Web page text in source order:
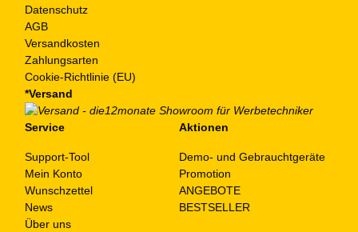
Datenschutz
AGB
Versandkosten
Zahlungsarten
Cookie-Richtlinie (EU)
*Versand
Service
Support-Tool
Mein Konto
Wunschzettel
News
Über uns
Aktionen
Demo- und Gebrauchtgeräte
Promotion
ANGEBOTE
BESTSELLER